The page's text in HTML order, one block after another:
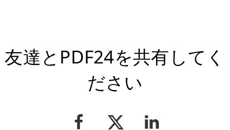
友達とPDF24を共有してく
ださい